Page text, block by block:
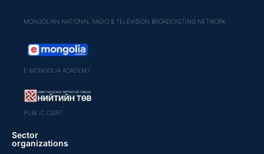
MONGOLIAN NATIONAL RADIO & TELEVISION BROADCASTING NETWORK
E-MONGOLIA ACADEMY
PUBLIC CSIRT
Sector
organizations